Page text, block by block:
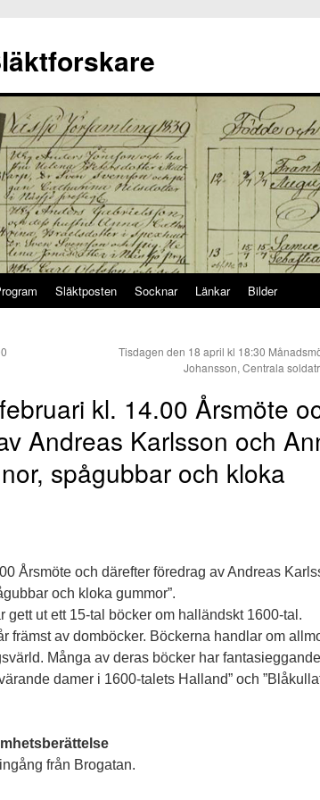
Släktposten Socknar Länkar Bilder
Tisdagen den 18 april kl 18:30
Johansson, Centrala
kl. 14.00 Årsmöte
Andreas Karlsson och
spågubbar och kloka
Årsmöte och därefter föredrag av Andreas
och kloka gummor”.
gett ut ett 15-tal böcker om halländskt 1600-tal.
främst av domböcker. Böckerna handlar om
Många av deras böcker har
damer i 1600-talets Halland” och
från Brogatan.